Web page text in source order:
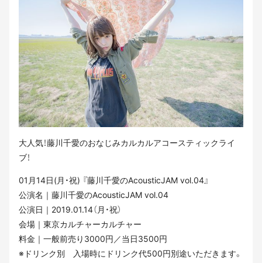
大人気！藤川千愛のおなじみカルカルアコースティックライ
ブ！
01月14日(月・祝) 『藤川千愛のAcousticJAM vol.04』
公演名｜藤川千愛のAcousticJAM vol.04
公演日｜2019.01.14（月・祝）
会場｜東京カルチャーカルチャー
料金｜一般前売り3000円／当日3500円
※ドリンク別 入場時にドリンク代500円別途いただきます。